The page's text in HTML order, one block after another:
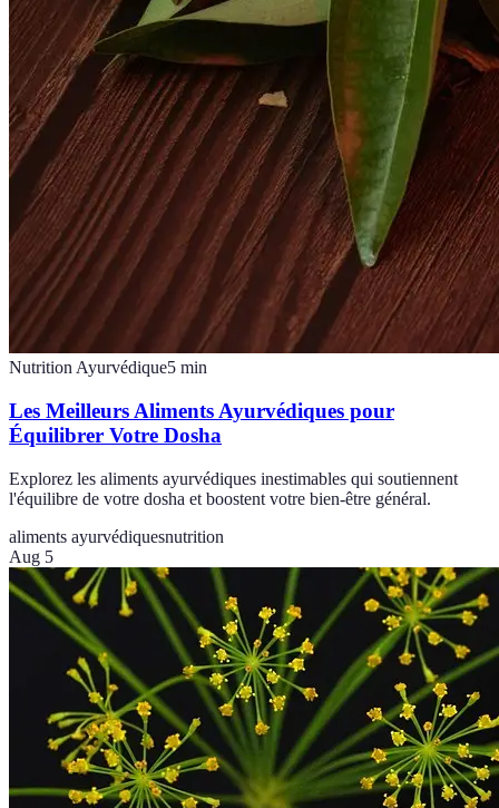
Nutrition Ayurvédique5 min
Les Meilleurs Aliments Ayurvédiques pour
Équilibrer Votre Dosha
Explorez les aliments ayurvédiques inestimables qui soutiennent
l'équilibre de votre dosha et boostent votre bien-être général.
aliments ayurvédiquesnutrition
Aug 5